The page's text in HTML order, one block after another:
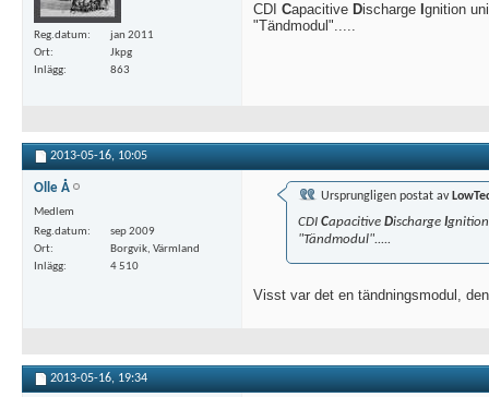
Reg.datum
jan 2011
Ort
Jkpg
Inlägg
863
CDI Capacitive Discharge gnition
"Tändmodul".....
2013-05-16, 10:05
Olle Å
Medlem
Reg.datum
sep 2009
Ort
Borgvik, Värmland
Inlägg
4 510
Ursprungligen postat av
CDI Capacitive Discharge I
"Tändmodul".....
Visst var det en tändningsmodul,
2013-05-16, 19:34